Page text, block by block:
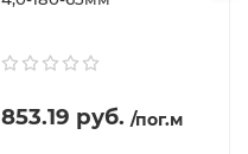
853.19 руб. /пог.м